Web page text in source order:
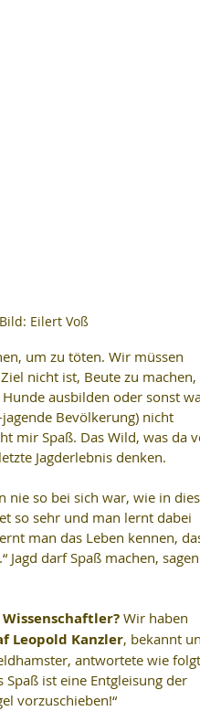
Eilert Voß
um zu töten. Wir müssen
nicht ist, Beute zu machen,
ausbilden oder sonst
Bevölkerung) nicht
mir Spaß. Das Wild, was da
Jagderlebnis denken.
nie so bei sich war, wie in
so sehr und man lernt dabei
man das Leben kennen,
darf Spaß machen, sagen
Wir haben
Leopold Kanzler, bekannt
antwortete wie
Spaß ist eine Entgleisung der
vorzuschieben!“